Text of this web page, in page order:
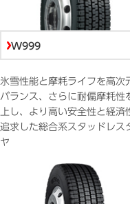
W999
氷雪性能と摩耗ライフを高次
バランス、さらに耐偏摩耗性
上し、より高い安全性と経済
追求した総合系スタッドレス
ヤ